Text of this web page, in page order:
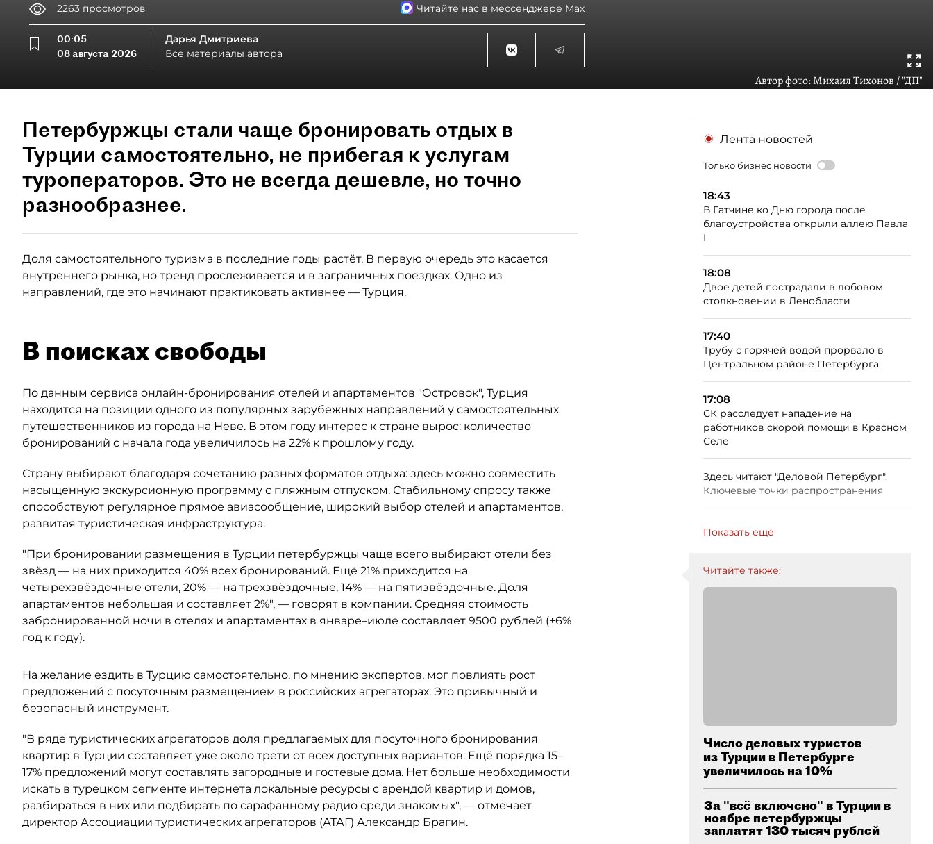
2263 просмотров Читайте нас в мессенджере Max
00:05
08 августа 2026
Дарья Дмитриева
Все материалы автора
Автор фото:Михаил Тихонов / "ДП"
Петербуржцы стали чаще бронировать отдых в
Турции самостоятельно, не прибегая к услугам
туроператоров. Это не всегда дешевле, но точно
разнообразнее.
Доля самостоятельного туризма в последние годы растёт. В первую очередь это касается
внутреннего рынка, но тренд прослеживается и в заграничных поездках. Одно из
направлений, где это начинают практиковать активнее — Турция.
В поисках свободы
По данным сервиса онлайн-бронирования отелей и апартаментов "Островок", Турция
находится на позиции одного из популярных зарубежных направлений у самостоятельных
путешественников из города на Неве. В этом году интерес к стране вырос: количество
бронирований с начала года увеличилось на 22% к прошлому году.
Страну выбирают благодаря сочетанию разных форматов отдыха: здесь можно совместить
насыщенную экскурсионную программу с пляжным отпуском. Стабильному спросу также
способствуют регулярное прямое авиасообщение, широкий выбор отелей и апартаментов,
развитая туристическая инфраструктура.
"При бронировании размещения в Турции петербуржцы чаще всего выбирают отели без
звёзд — на них приходится 40% всех бронирований. Ещё 21% приходится на
четырехзвёздочные отели, 20% — на трехзвёздочные, 14% — на пятизвёздочные. Доля
апартаментов небольшая и составляет 2%", — говорят в компании. Средняя стоимость
забронированной ночи в отелях и апартаментах в январе–июле составляет 9500 рублей (+6%
год к году).
На желание ездить в Турцию самостоятельно, по мнению экспертов, мог повлиять рост
предложений с посуточным размещением в российских агрегаторах. Это привычный и
безопасный инструмент.
"В ряде туристических агрегаторов доля предлагаемых для посуточного бронирования
квартир в Турции составляет уже около трети от всех доступных вариантов. Ещё порядка 15–
17% предложений могут составлять загородные и гостевые дома. Нет больше необходимости
искать в турецком сегменте интернета локальные ресурсы с арендой квартир и домов,
разбираться в них или подбирать по сарафанному радио среди знакомых", — отмечает
директор Ассоциации туристических агрегаторов (АТАГ) Александр Брагин.
Лента новостей
Только бизнес новости
18:43
В Гатчине ко Дню города после
благоустройства открыли аллею Павла
I
18:08
Двое детей пострадали в лобовом
столкновении в Ленобласти
17:40
Трубу с горячей водой прорвало в
Центральном районе Петербурга
17:08
СК расследует нападение на
работников скорой помощи в Красном
Селе
Здесь читают "Деловой Петербург".
Ключевые точки распространения
Показать ещё
Читайте также:
Число деловых туристов
из Турции в Петербурге
увеличилось на 10%
За "всё включено" в Турции в
ноябре петербуржцы
заплатят 130 тысяч рублей